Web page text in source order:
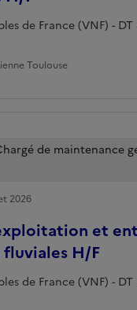
de France (VNF) - DT
Toulouse
et
fluviales H/F
de France (VNF) - DT
de maintenance
2026